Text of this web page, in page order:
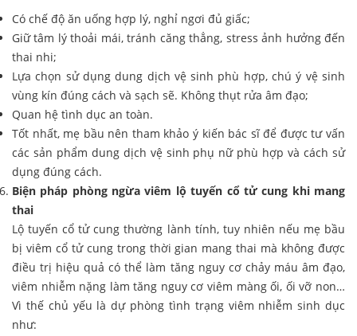
Có chế độ ăn uống hợp lý, nghỉ ngơi đủ giấc;
Giữ tâm lý thoải mái, tránh căng thẳng, stress ảnh hưởng đến
thai nhi;
Lựa chọn sử dụng dung dịch vệ sinh phù hợp, chú ý vệ sinh
vùng kín đúng cách và sạch sẽ. Không thụt rửa âm đạo;
Quan hệ tình dục an toàn.
Tốt nhất, mẹ bầu nên tham khảo ý kiến bác sĩ để được tư vấn
các sản phẩm dung dịch vệ sinh phụ nữ phù hợp và cách sử
dụng đúng cách.
Biện pháp phòng ngừa viêm lộ tuyến cổ tử cung khi mang
thai
Lộ tuyến cổ tử cung thường lành tính, tuy nhiên nếu mẹ bầu
bị viêm cổ tử cung trong thời gian mang thai mà không được
điều trị hiệu quả có thể làm tăng nguy cơ chảy máu âm đạo,
viêm nhiễm nặng làm tăng nguy cơ viêm màng ối, ối vỡ non…
Vì thế chủ yếu là dự phòng tình trạng viêm nhiễm sinh dục
như: